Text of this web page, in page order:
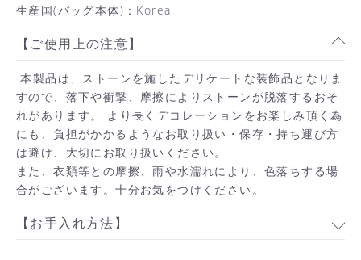
生産国(バッグ本体)：Korea
【ご使用上の注意】
本製品は、ストーンを施したデリケートな装飾品となりま
すので、落下や衝撃、摩擦によりストーンが脱落するおそ
れがあります。 より長くデコレーションをお楽しみ頂く為
にも、負担がかかるようなお取り扱い・保存・持ち運び方
は避け、大切にお取り扱いください。
また、衣類等との摩擦、雨や水濡れにより、色落ちする場
合がございます。十分お気をつけください。
【お手入れ方法】